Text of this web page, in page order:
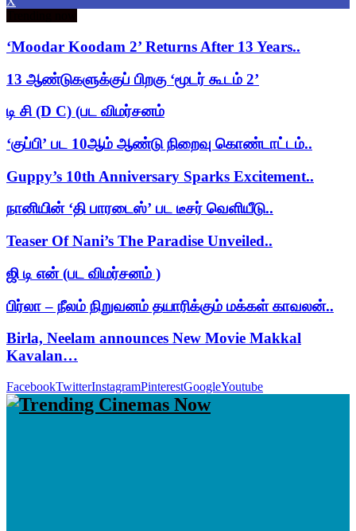
‘Moodar Koodam 2’ Returns After 13 Years..
13 ஆண்டுகளுக்குப் பிறகு ‘மூடர் கூடம் 2’
டி சி (D C) (பட விமர்சனம்
‘குப்பி’ பட 10ஆம் ஆண்டு நிறைவு கொண்டாட்டம்..
Guppy’s 10th Anniversary Sparks Excitement..
நானியின் ‘தி பாரடைஸ்’ பட டீசர் வெளியீடு..
Teaser Of Nani’s The Paradise Unveiled..
ஜி டி என் (பட விமர்சனம் )
பிர்லா – நீலம் நிறுவனம் தயாரிக்கும் மக்கள் காவலன்..
Birla, Neelam announces New Movie Makkal
Kavalan…
FacebookTwitterInstagramPinterestGoogleYoutube